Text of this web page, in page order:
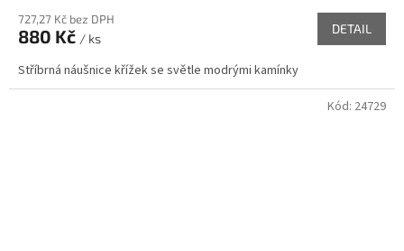
727,27 Kč bez DPH
880 Kč / ks
DETAIL
Stříbrná náušnice křížek se světle modrými kamínky
Kód: 24729